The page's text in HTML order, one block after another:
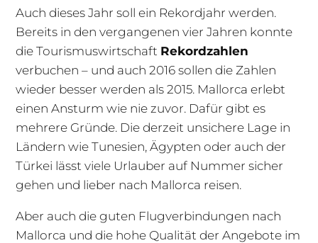
Auch dieses Jahr soll ein Rekordjahr werden.
Bereits in den vergangenen vier Jahren konnte
die Tourismuswirtschaft Rekordzahlen
verbuchen – und auch 2016 sollen die Zahlen
wieder besser werden als 2015. Mallorca erlebt
einen Ansturm wie nie zuvor. Dafür gibt es
mehrere Gründe. Die derzeit unsichere Lage in
Ländern wie Tunesien, Ägypten oder auch der
Türkei lässt viele Urlauber auf Nummer sicher
gehen und lieber nach Mallorca reisen.
Aber auch die guten Flugverbindungen nach
Mallorca und die hohe Qualität der Angebote im